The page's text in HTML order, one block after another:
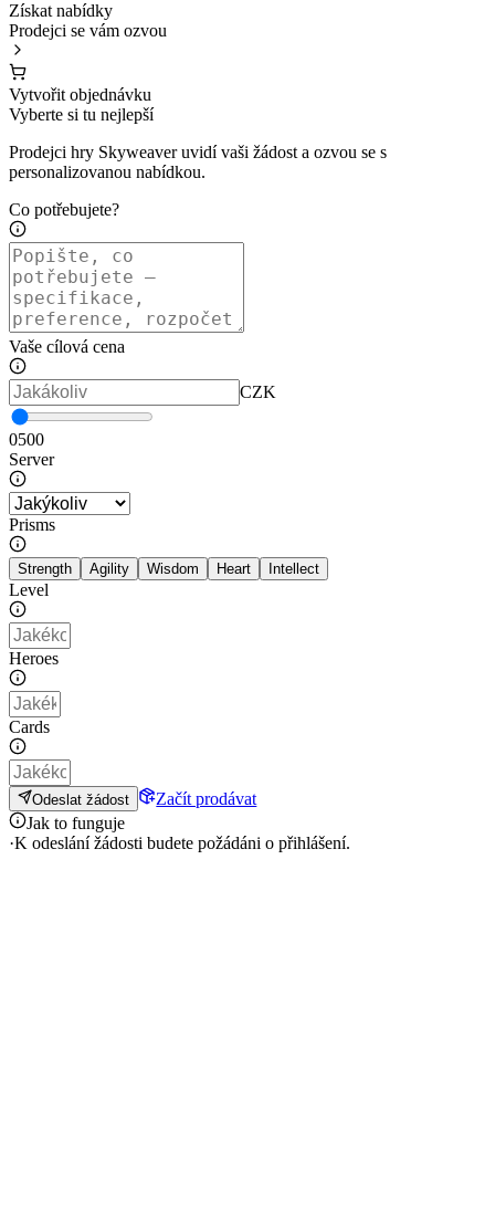
Získat nabídky
Prodejci se vám ozvou
Vytvořit objednávku
Vyberte si tu nejlepší
Prodejci hry Skyweaver uvidí vaši žádost a ozvou se s
personalizovanou nabídkou.
Co potřebujete?
Vaše cílová cena
CZK
0500
Server
Prisms
Strength Agility Wisdom Heart Intellect
Level
Heroes
Cards
Odeslat žádost
Začít prodávat
Jak to funguje
·K odeslání žádosti budete požádáni o přihlášení.